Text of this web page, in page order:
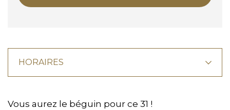
HORAIRES
Vous aurez le béguin pour ce 31 !